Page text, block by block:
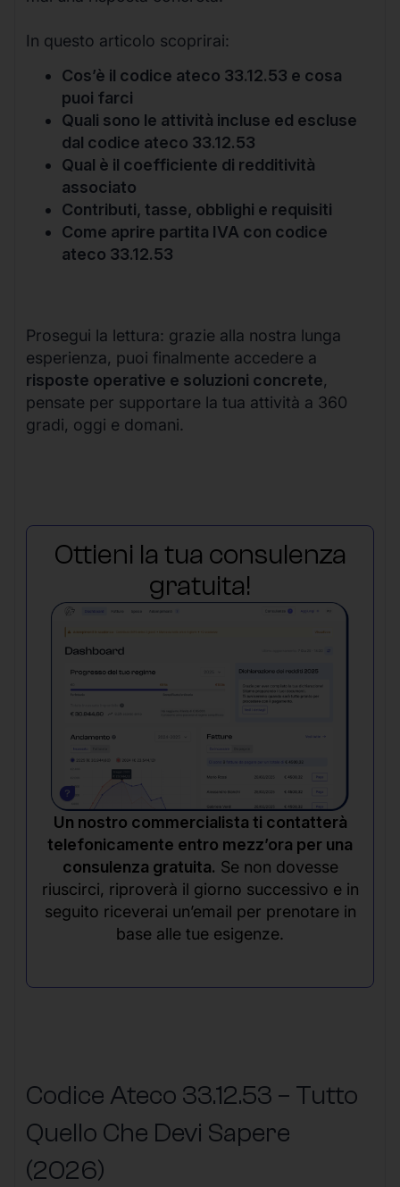
In questo articolo scoprirai:
Cos’è il codice ateco 33.12.53 e cosa
puoi farci
Quali sono le attività incluse ed escluse
dal codice ateco 33.12.53
Qual è il coefficiente di redditività
associato
Contributi, tasse, obblighi e requisiti
Come aprire partita IVA con codice
ateco 33.12.53
Prosegui la lettura: grazie alla nostra lunga
esperienza, puoi finalmente accedere a
risposte operative e soluzioni concrete,
pensate per supportare la tua attività a 360
gradi, oggi e domani.
Ottieni la tua consulenza
gratuita!
Un nostro commercialista ti contatterà
telefonicamente entro mezz’ora per una
consulenza gratuita. Se non dovesse
riuscirci, riproverà il giorno successivo e in
seguito riceverai un’email per prenotare in
base alle tue esigenze.
Codice Ateco 33.12.53 – Tutto
Quello Che Devi Sapere
(2026)